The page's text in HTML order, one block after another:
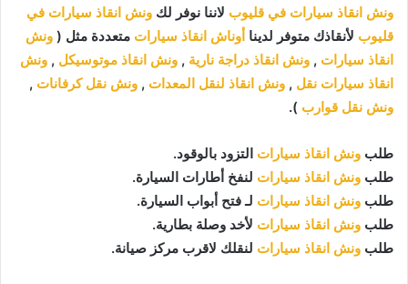
ونش انقاذ سيارات في قليوب لاننا نوفر لك ونش انقاذ سيارات في
قليوب لأنقاذك متوفر لدينا أوناش انقاذ سيارات متعددة مثل ( ونش
انقاذ سيارات , ونش انقاذ دراجة نارية , ونش انقاذ موتوسيكل , ونش
انقاذ سيارات نقل , ونش انقاذ لنقل المعدات , ونش نقل كرفانات ,
ونش نقل قوارب ).
طلب ونش انقاذ سيارات التزود بالوقود.
طلب ونش انقاذ سيارات لنفخ أطارات السيارة.
طلب ونش انقاذ سيارات لـ فتح أبواب السيارة.
طلب ونش انقاذ سيارات لأخد وصلة بطارية.
طلب ونش انقاذ سيارات لنقلك لاقرب مركز صيانة.